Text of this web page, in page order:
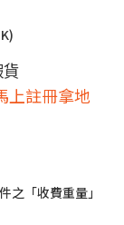
上註冊拿地
之「收費重量」